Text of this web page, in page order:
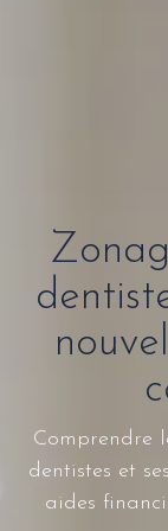
Comprendre
dentistes et
aides